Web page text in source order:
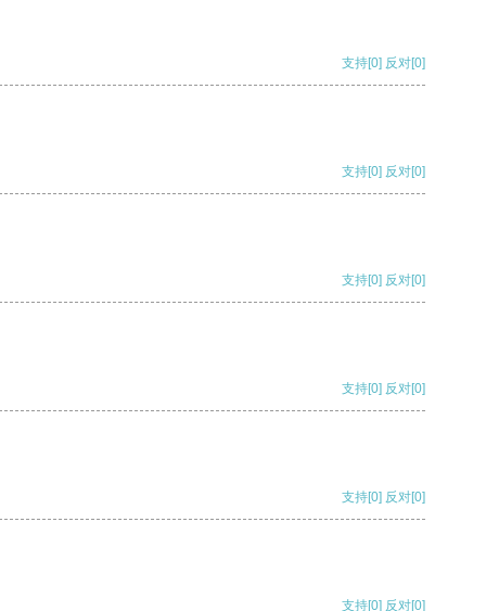
支持[0] 反对[0]
支持[0] 反对[0]
支持[0] 反对[0]
支持[0] 反对[0]
支持[0] 反对[0]
支持[0] 反对[0]